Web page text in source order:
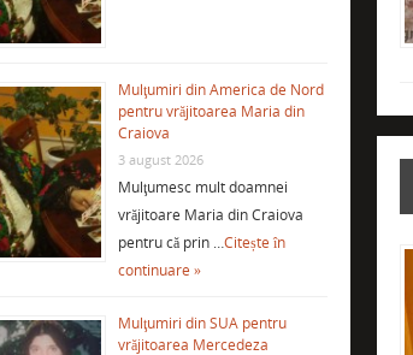
Mulţumiri din America de Nord
pentru vrăjitoarea Maria din
Craiova
3 august 2026
Mulţumesc mult doamnei
vrăjitoare Maria din Craiova
pentru că prin …Citește în
continuare »
Mulţumiri din SUA pentru
vrăjitoarea Mercedeza